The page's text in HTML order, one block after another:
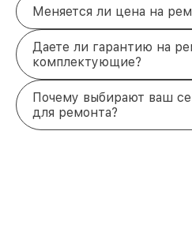
Меняется ли цена на
Даете ли гарантию на
комплектующие?
Почему выбирают ваш
для ремонта?